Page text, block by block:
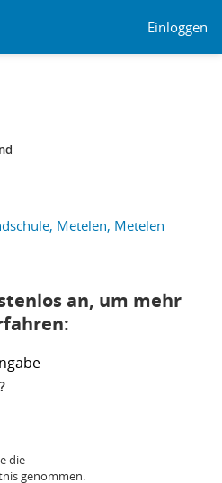
Einloggen
Metelen, Metelen
an, um mehr
die
genommen.